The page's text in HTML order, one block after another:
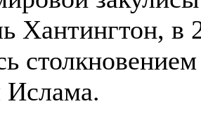
Хантингтон, в